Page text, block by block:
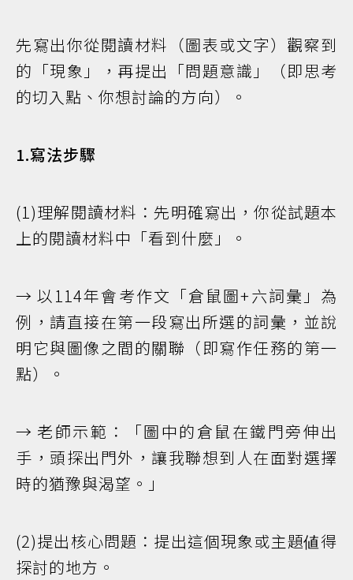
先寫出你從閱讀材料（圖表或文字）觀察到
的「現象」，再提出「問題意識」（即思考
的切入點、你想討論的方向）。
1.寫法步驟
(1)理解閱讀材料：先明確寫出，你從試題本
上的閱讀材料中「看到什麼」。
→ 以114年會考作文「倉鼠圖+六詞彙」為
例，請直接在第一段寫出所選的詞彙，並說
明它與圖像之間的關聯（即寫作任務的第一
點）。
→ 老師示範：「圖中的倉鼠在鐵門旁伸出
手，頭探出門外，讓我聯想到人在面對選擇
時的猶豫與渴望。」
(2)提出核心問題：提出這個現象或主題値得
探討的地方。